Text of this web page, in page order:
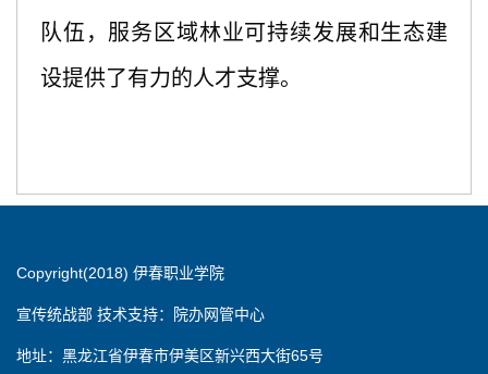
队伍，服务区域林业可持续发展和生态建
设提供了有力的人才支撑。
Copyright(2018) 伊春职业学院
宣传统战部 技术支持：院办网管中心
地址：黑龙江省伊春市伊美区新兴西大街65号